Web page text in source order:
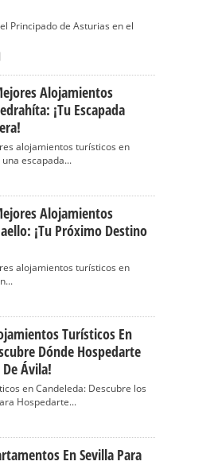
Principado de Asturias en el
Alojamientos
¡Tu Escapada
alojamientos turísticos en
escapada...
Alojamientos
¡Tu Próximo Destino
alojamientos turísticos en
Turísticos En
Dónde Hospedarte
De Ávila!
en Candeleda: Descubre los
Hospedarte...
En Sevilla Para